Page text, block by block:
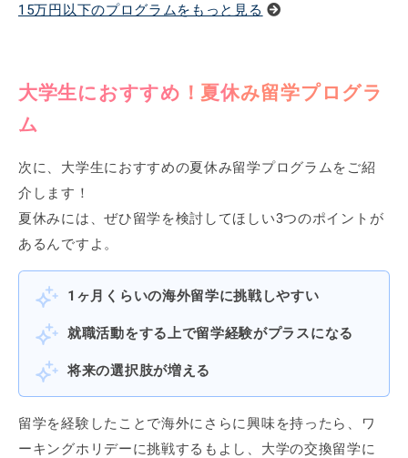
15万円以下のプログラムをもっと見る
大学生におすすめ！夏休み留学プログラ
ム
次に、大学生におすすめの夏休み留学プログラムをご紹
介します！
夏休みには、ぜひ留学を検討してほしい3つのポイントが
あるんですよ。
1ヶ月くらいの海外留学に挑戦しやすい
就職活動をする上で留学経験がプラスになる
将来の選択肢が増える
留学を経験したことで海外にさらに興味を持ったら、ワ
ーキングホリデーに挑戦するもよし、大学の交換留学に